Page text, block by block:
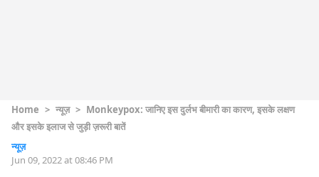
Home > न्यूज़ > Monkeypox: जानिए इस दुर्लभ बीमारी का कारण, इसके लक्षण
और इसके इलाज से जुड़ी ज़रूरी बातें
न्यूज़
Jun 09, 2022 at 08:46 PM